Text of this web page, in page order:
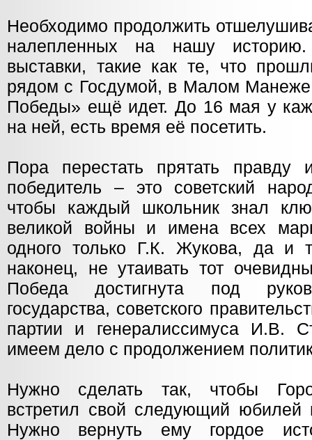
Необходимо продолжить
налепленных на нашу
выставки, такие как те, что
рядом с Госдумой, в Малом
Победы» ещё идет. До 16 мая у
на ней, есть время её посетить.
Пора перестать прятать правду
победитель – это советский
чтобы каждый школьник знал
великой войны и имена всех
одного только Г.К. Жукова, да и
наконец, не утаивать тот
Победа достигнута под
государства, советского
партии и генералиссимуса И.В.
имеем дело с продолжением
Нужно сделать так, чтобы
встретил свой следующий
Нужно вернуть ему гордое